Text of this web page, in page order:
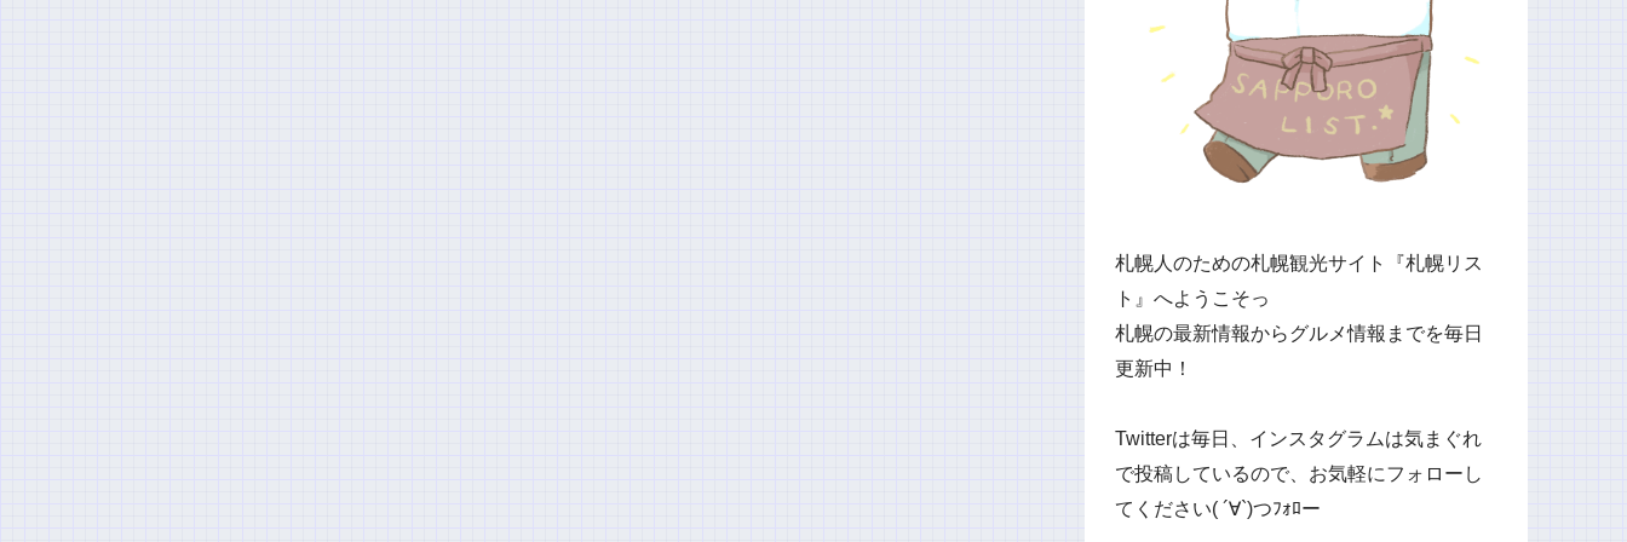
札幌人のための札幌観光サイト『札幌リス
ト』へようこそっ
札幌の最新情報からグルメ情報までを毎日
更新中！
Twitterは毎日、インスタグラムは気まぐれ
で投稿しているので、お気軽にフォローし
てください( ´∀`)つﾌｫﾛー